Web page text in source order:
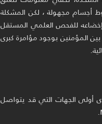
أجسام مجهولة ، لكن المشكلة
للفحص العلمي المستقل
المؤمنين بوجود مؤامرة كبرى
أولى الجهات التي قد يتواصل